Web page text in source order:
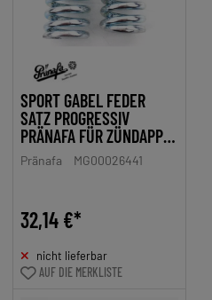
SPORT GABEL FEDER
SATZ PROGRESSIV
PRÄNAFA FÜR ZÜNDAPP
BERGSTEIGER M 25 M 50
Pränafa MG00026441
32,14 €*
nicht lieferbar
AUF DIE MERKLISTE